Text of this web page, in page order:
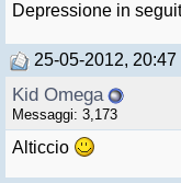
Depressione in
25-05-2012, 20:47
Kid Omega
Messaggi: 3,173
Alticcio